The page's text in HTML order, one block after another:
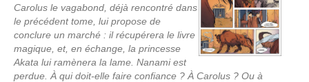
Carolus le vagabond, déjà rencontré dans
le précédent tome, lui propose de
conclure un marché : il récupérera le livre
magique, et, en échange, la princesse
Akata lui ramènera la lame. Nanami est
perdue. À qui doit-elle faire confiance ? À Carolus ? Ou à